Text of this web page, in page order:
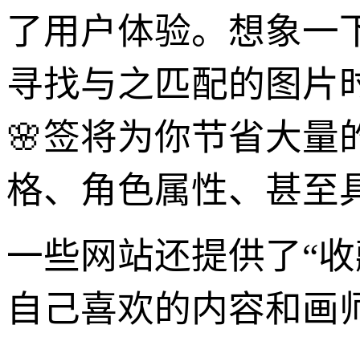
了用户体验。想象一
寻找与之匹配的图片
🌸签将为你节省大量
格、角色属性、甚至
一些网站还提供了“
自己喜欢的内容和画